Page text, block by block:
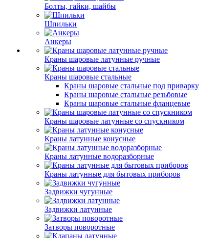
Болты, гайки, шайбы
Шпильки
Анкеры
Краны шаровые латунные ручные
Краны шаровые стальные
Краны шаровые стальные под приварку
Краны шаровые стальные резьбовые
Краны шаровые стальные фланцевые
Краны шаровые латунные со спускником
Краны латунные конусные
Краны латунные водоразборные
Краны латунные для бытовых приборов
Задвижки чугунные
Задвижки латунные
Затворы поворотные